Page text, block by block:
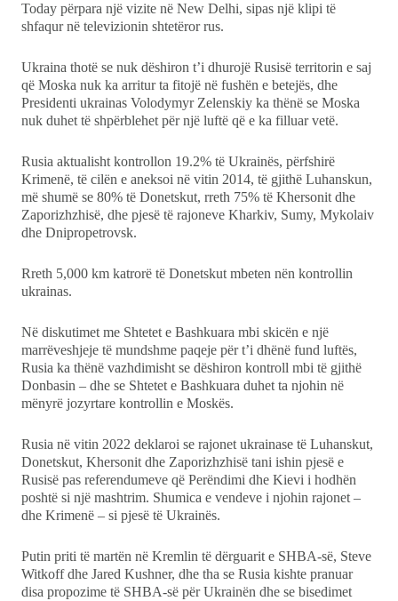
Today përpara një vizite në New Delhi, sipas një klipi të
shfaqur në televizionin shtetëror rus.
Ukraina thotë se nuk dëshiron t’i dhurojë Rusisë territorin e saj
që Moska nuk ka arritur ta fitojë në fushën e betejës, dhe
Presidenti ukrainas Volodymyr Zelenskiy ka thënë se Moska
nuk duhet të shpërblehet për një luftë që e ka filluar vetë.
Rusia aktualisht kontrollon 19.2% të Ukrainës, përfshirë
Krimenë, të cilën e aneksoi në vitin 2014, të gjithë Luhanskun,
më shumë se 80% të Donetskut, rreth 75% të Khersonit dhe
Zaporizhzhisë, dhe pjesë të rajoneve Kharkiv, Sumy, Mykolaiv
dhe Dnipropetrovsk.
Rreth 5,000 km katrorë të Donetskut mbeten nën kontrollin
ukrainas.
Në diskutimet me Shtetet e Bashkuara mbi skicën e një
marrëveshjeje të mundshme paqeje për t’i dhënë fund luftës,
Rusia ka thënë vazhdimisht se dëshiron kontroll mbi të gjithë
Donbasin – dhe se Shtetet e Bashkuara duhet ta njohin në
mënyrë jozyrtare kontrollin e Moskës.
Rusia në vitin 2022 deklaroi se rajonet ukrainase të Luhanskut,
Donetskut, Khersonit dhe Zaporizhzhisë tani ishin pjesë e
Rusisë pas referendumeve që Perëndimi dhe Kievi i hodhën
poshtë si një mashtrim. Shumica e vendeve i njohin rajonet –
dhe Krimenë – si pjesë të Ukrainës.
Putin priti të martën në Kremlin të dërguarit e SHBA-së, Steve
Witkoff dhe Jared Kushner, dhe tha se Rusia kishte pranuar
disa propozime të SHBA-së për Ukrainën dhe se bisedimet